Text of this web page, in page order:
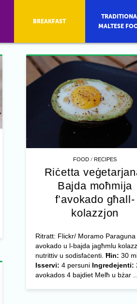
FOOD /RECIPES
Riċetta
Bajda moħmija
f’avokado għall-
kolazzjon
Ritratt: Flickr/ Moramo Paraguna
avokado u l-bajda jagħmlu
nutrittiv u sodisfaċenti. Ħin: 30
Isservi: 4 persuni Ingredejenti:
avokados 4 bajdiet Melħ u bżar
BREAKFAST
MALTESE